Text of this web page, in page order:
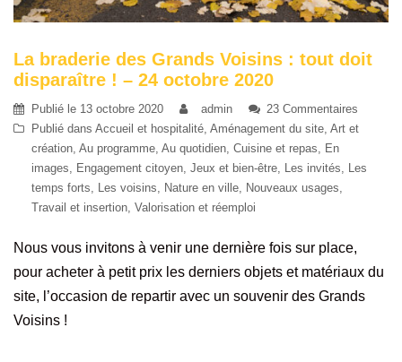
La braderie des Grands Voisins : tout doit
disparaître ! – 24 octobre 2020
Publié le 13 octobre 2020 admin
23 Commentaires
Publié dans Accueil et hospitalité Aménagement du site Art et
création Au programme Au quotidien Cuisine et repas
En
images
Engagement citoyen Jeux et bien-être Les invités
Les
temps forts
Les voisins Nature en ville Nouveaux usages
Travail et insertion Valorisation et réemploi
Nous vous invitons à venir une dernière fois sur place,
pour acheter à petit prix les derniers objets et matériaux du
site, l’occasion de repartir avec un souvenir des Grands
Voisins !